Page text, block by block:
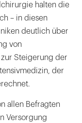
halten die
– in diesen
deutlich über
von
Steigerung der
der
allen Befragten
Versorgung